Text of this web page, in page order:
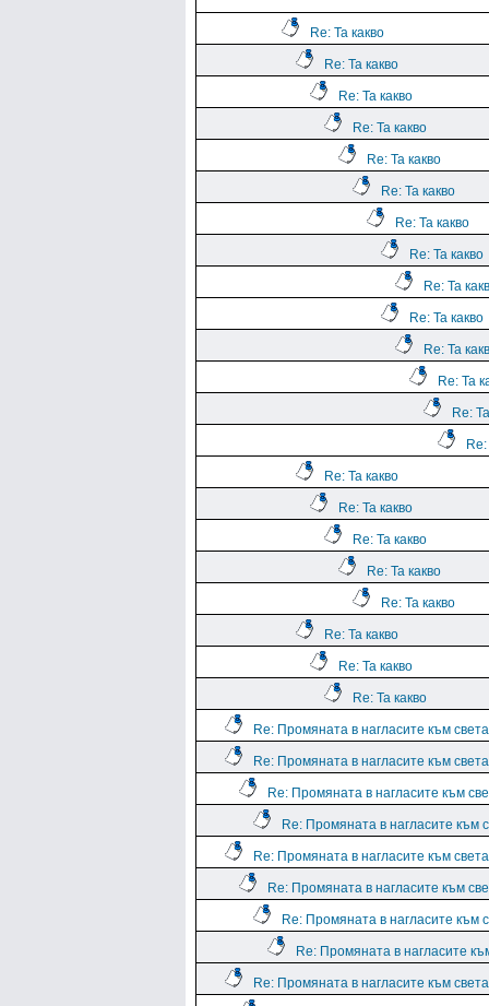
Re: Та какво
Re: Та какво
Re: Та какво
Re: Та какво
Re: Та какво
Re: Та какво
Re: Та какво
Re: Та какво
Re: Та
Re: Та какво
Re: Та
Re: Та
Re:
Re: Та какво
Re: Та какво
Re: Та какво
Re: Та какво
Re: Та какво
Re: Та какво
Re: Та какво
Re: Та какво
Re: Промяната в нагласите към
Re: Промяната в нагласите към
Re: Промяната в нагласите към
Re: Промяната в нагласите към
Re: Промяната в нагласите към
Re: Промяната в нагласите към
Re: Промяната в нагласите към
Re: Промяната в нагласите
Re: Промяната в нагласите към